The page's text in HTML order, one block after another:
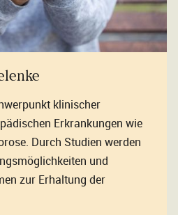
klinischer
Erkrankungen wie
Durch Studien werden
und
zur Erhaltung der